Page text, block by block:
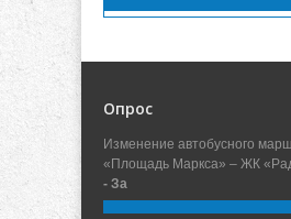
Опрос
Изменение автобусного
«Площадь Маркса» – ЖК
- За